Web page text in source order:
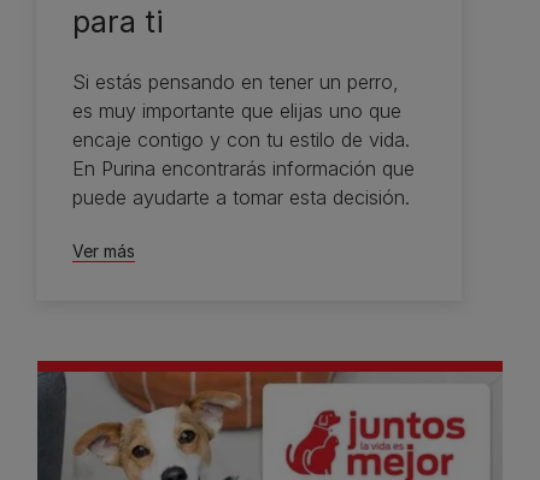
para ti
Si estás pensando en tener un perro,
es muy importante que elijas uno que
encaje contigo y con tu estilo de vida.
En Purina encontrarás información que
puede ayudarte a tomar esta decisión.
Ver más